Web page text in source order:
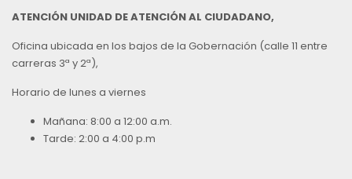
ATENCIÓN UNIDAD DE ATENCIÓN AL CIUDADANO,
Oficina ubicada en los bajos de la Gobernación (calle 11 entre
carreras 3ª y 2ª),
Horario de lunes a viernes
Mañana: 8:00 a 12:00 a.m.
Tarde: 2:00 a 4:00 p.m